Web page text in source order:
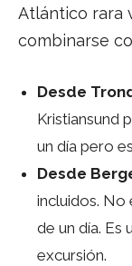
Atlántico rara
combinarse
Desde
Kristiansund
un día pero
Desde
incluidos. No
de un día. Es
excursión.